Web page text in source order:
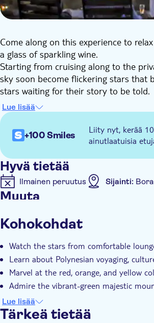
Come along on this experience to
a glass of sparkling wine.
Starting from cruising along to the
sky soon become flickering stars that
stars waiting for their story to be told.
The Tahitian night sky will be
culture. Learn how storytelling was
Ocean called Moana Nui. Before
Bora Bora’s romantic lagoon to your
Lue lisää
+100 Smiles
Liity nyt, kerää
ainutlaatuisia
Hyvä tietää
Ilmainen peruutus Sijainti:
Muuta
Hotel pick up
Kohokohdat
Watch the stars from comfortable
Learn about Polynesian voyaging,
Marvel at the red, orange, and yellow
Admire the vibrant-green majestic
Indulge in the sparkling wine, beer,
Lue lisää
Tärkeä tietää